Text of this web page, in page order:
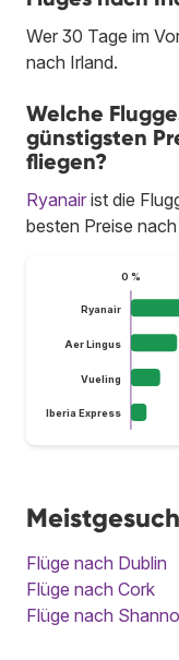
Wer 30 Tage im
nach Irland.
Welche
günstigsten
fliegen?
Ryanair ist die
besten Preise
0 %
Ryanair
Aer Lingus
Vueling
Iberia Express
Flüge nach Dublin
Flüge nach Cork
Flüge nach